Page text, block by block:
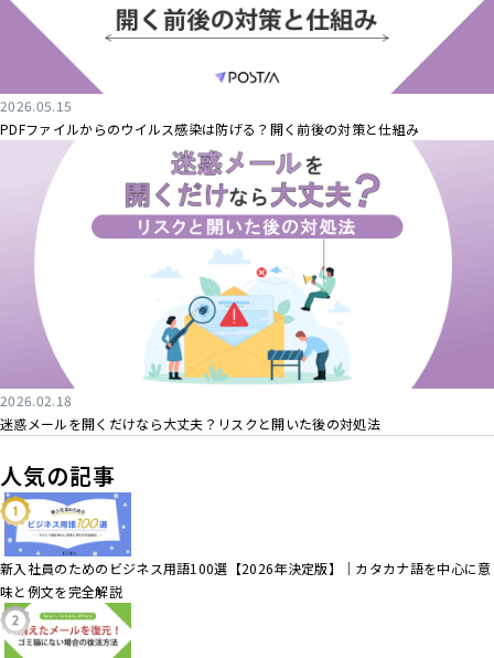
2026.05.15
PDFファイルからのウイルス感染は防げる？開く前後の対策と仕組み
2026.02.18
迷惑メールを開くだけなら大丈夫？リスクと開いた後の対処法
人気の記事
新入社員のためのビジネス用語100選【2026年決定版】｜カタカナ語を中心に意
味と例文を完全解説